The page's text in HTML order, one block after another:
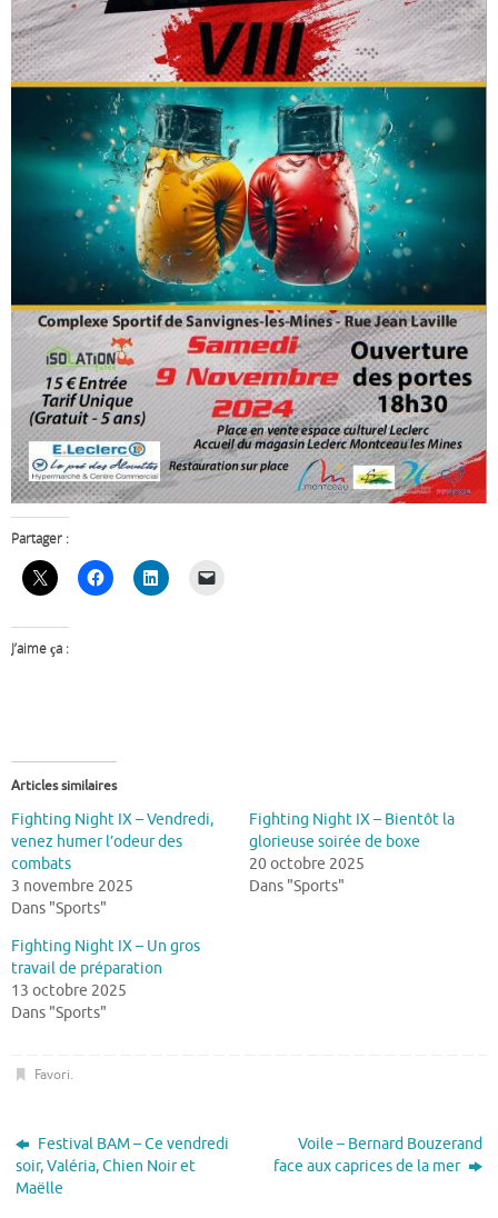
Partager :
J’aime ça :
Articles similaires
Fighting Night IX – Vendredi,
venez humer l’odeur des
combats
3 novembre 2025
Dans "Sports"
Fighting Night IX – Bientôt la
glorieuse soirée de boxe
20 octobre 2025
Dans "Sports"
Fighting Night IX – Un gros
travail de préparation
13 octobre 2025
Dans "Sports"
Favori.
Festival BAM – Ce vendredi
soir, Valéria, Chien Noir et
Maëlle
Voile – Bernard Bouzerand
face aux caprices de la mer